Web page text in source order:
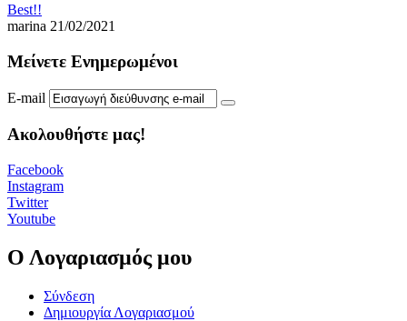
Best!!
marina 21/02/2021
Μείνετε Ενημερωμένοι
E-mail
Ακολουθήστε μας!
Facebook
Instagram
Twitter
Youtube
Ο Λογαριασμός μου
Σύνδεση
Δημιουργία Λογαριασμού